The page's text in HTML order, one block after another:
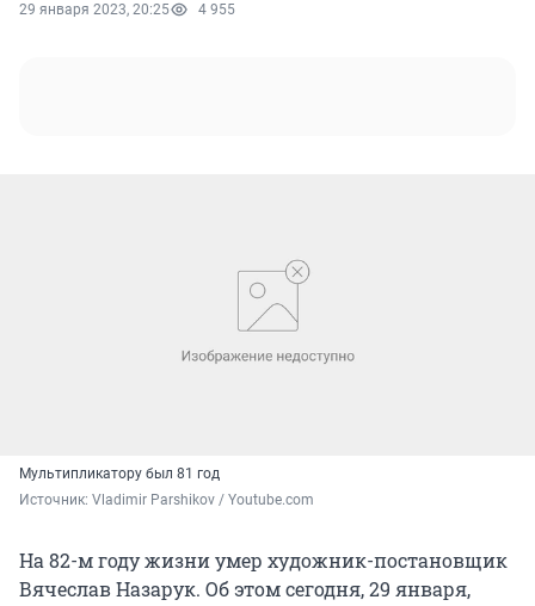
29 января 2023, 20:25 4 955
Мультипликатору был 81 год
Источник: Vladimir Parshikov / Youtube.com
На 82-м году жизни умер художник-постановщик
Вячеслав Назарук. Об этом сегодня, 29 января,